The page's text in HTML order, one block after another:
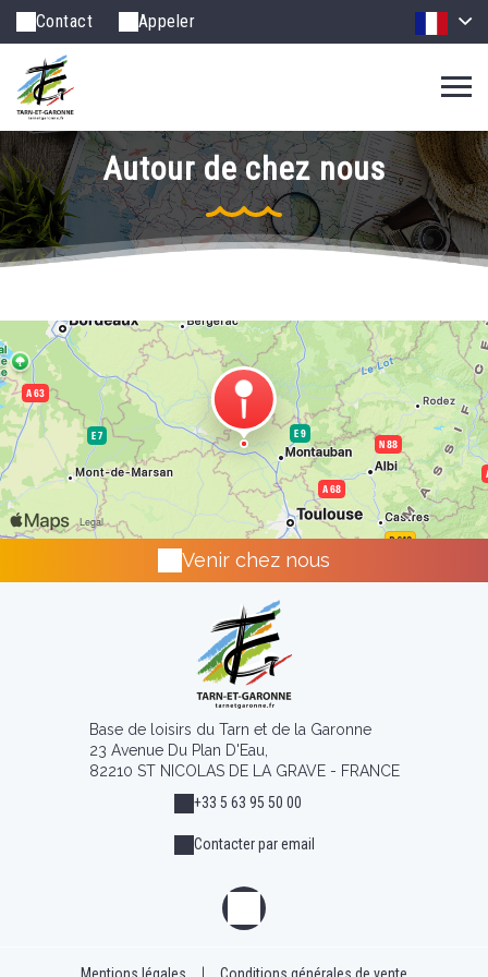
Contact Appeler
Autour de chez nous
Venir chez nous
Base de loisirs du Tarn et de la Garonne
23 Avenue Du Plan D'Eau,
82210 ST NICOLAS DE LA GRAVE - FRANCE
+33 5 63 95 50 00
Contacter par email